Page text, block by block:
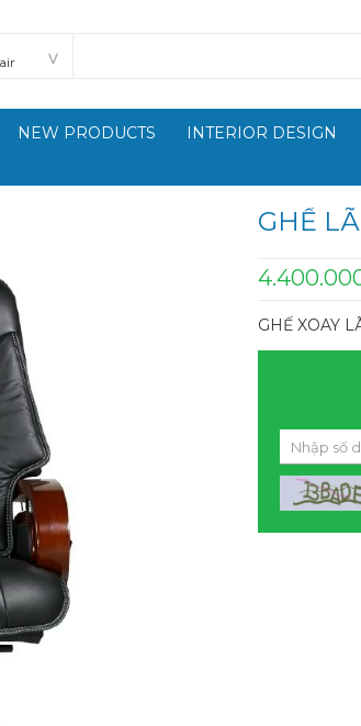
NEW PRODUCTS INTERIOR DESIGN
GHẾ
GHẾ XOAY